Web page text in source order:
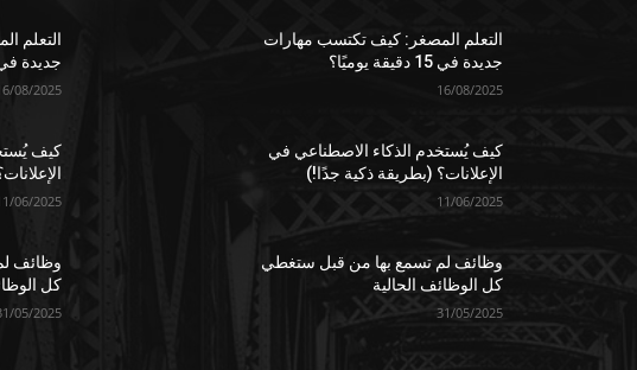
التعلم
جديدة في 15 دقيقة
08/2025
كيف
06/2025
وظائف
كل
05/2025
التعلم المصغر: كيف تكتسب مهارات
جديدة في 15 دقيقة يوميًا؟
16/08/2025
كيف يُستخدم الذكاء الاصطناعي في
الإعلانات؟ (بطريقة ذكية جدًا!)
11/06/2025
وظائف لم تسمع بها من قبل ستغطي
كل الوظائف الحالية
31/05/2025